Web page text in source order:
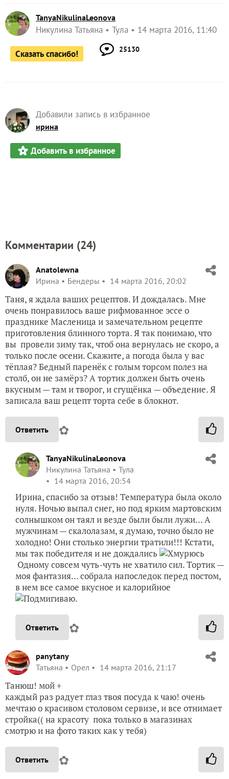
TanyaNikulinaLeonova
Никулина Татьяна Тула 14 марта 2016, 11:40
Сказать спасибо! 25130
Добавили запись в избранное
ирина
Добавить в избранное
Комментарии (24)
Anatolewna
Ирина
Бендеры 14 марта 2016, 20:02
Таня, я ждала ваших рецептов. И дождалась. Мне
очень понравилось ваше рифмованное эссе о
празднике Масленица и замечательном рецепте
приготовления блинного торта. Я так понимаю, что
вы провели зиму так, чтоб она вернулась не скоро, а
только после осени. Скажите, а погода была у вас
тёплая? Бедный паренёк с голым торсом полез на
столб, он не замёрз? А тортик должен быть очень
вкусным — там и творог, и сгущёнка — объедение. Я
записала ваш рецепт торта себе в блокнот.
Ответить ✿
TanyaNikulinaLeonova
Никулина Татьяна
Тула
14 марта 2016, 20:54
Ирина, спасибо за отзыв! Температура была около
нуля. Ночью выпал снег, но под ярким мартовским
солнышком он таял и везде были были лужи… А
мужчинам — скалолазам, я думаю, точно было не
холодно! Они столько энергии тратили!!! Кстати,
мы так победителя и не дождались
Одному совсем чуть-чуть не хватило сил. Тортик —
моя фантазия… собрала напоследок перед постом,
в нем все самое вкусное и калорийное
.
Ответить ✿
panytany
Татьяна
Орел 14 марта 2016, 21:17
Танюш! мой +
каждый раз радует глаз твоя посуда к чаю! очень
мечтаю о красивом столовом сервизе, и все отнимает
стройка(( на красоту пока только в магазинах
смотрю и на фото таких как у тебя)
Ответить ✿